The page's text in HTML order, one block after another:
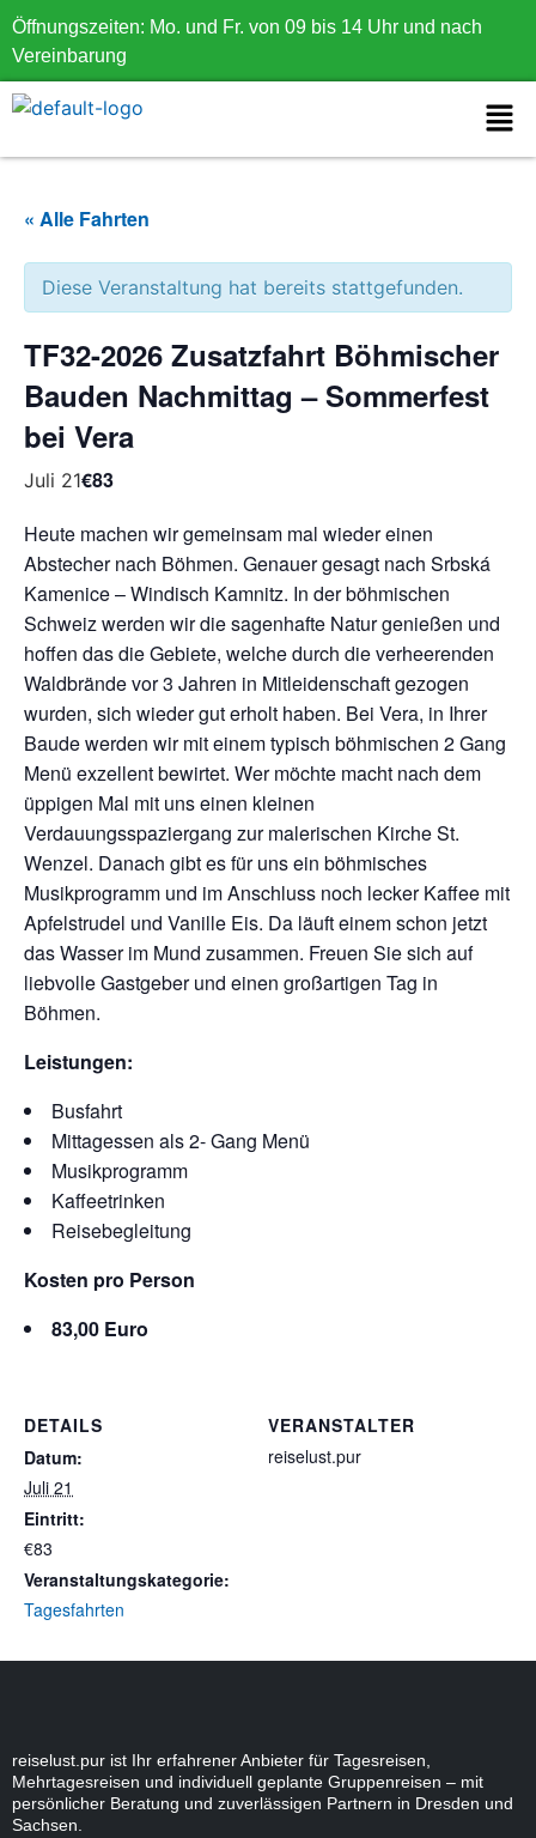
Öffnungszeiten: Mo. und Fr. von 09 bis 14 Uhr und nach
Vereinbarung
« Alle Fahrten
Diese Veranstaltung hat bereits stattgefunden.
TF32-2026 Zusatzfahrt Böhmischer
Bauden Nachmittag – Sommerfest
bei Vera
Juli 21€83
Heute machen wir gemeinsam mal wieder einen
Abstecher nach Böhmen. Genauer gesagt nach Srbská
Kamenice – Windisch Kamnitz. In der böhmischen
Schweiz werden wir die sagenhafte Natur genießen und
hoffen das die Gebiete, welche durch die verheerenden
Waldbrände vor 3 Jahren in Mitleidenschaft gezogen
wurden, sich wieder gut erholt haben. Bei Vera, in Ihrer
Baude werden wir mit einem typisch böhmischen 2 Gang
Menü exzellent bewirtet. Wer möchte macht nach dem
üppigen Mal mit uns einen kleinen
Verdauungsspaziergang zur malerischen Kirche St.
Wenzel. Danach gibt es für uns ein böhmisches
Musikprogramm und im Anschluss noch lecker Kaffee mit
Apfelstrudel und Vanille Eis. Da läuft einem schon jetzt
das Wasser im Mund zusammen. Freuen Sie sich auf
liebvolle Gastgeber und einen großartigen Tag in
Böhmen.
Leistungen:
Busfahrt
Mittagessen als 2- Gang Menü
Musikprogramm
Kaffeetrinken
Reisebegleitung
Kosten pro Person
83,00 Euro
DETAILS
Datum:
Juli 21
Eintritt:
€83
Veranstaltungskategorie:
Tagesfahrten
VERANSTALTER
reiselust.pur
reiselust.pur ist Ihr erfahrener Anbieter für Tagesreisen,
Mehrtagesreisen und individuell geplante Gruppenreisen – mit
persönlicher Beratung und zuverlässigen Partnern in Dresden und
Sachsen.